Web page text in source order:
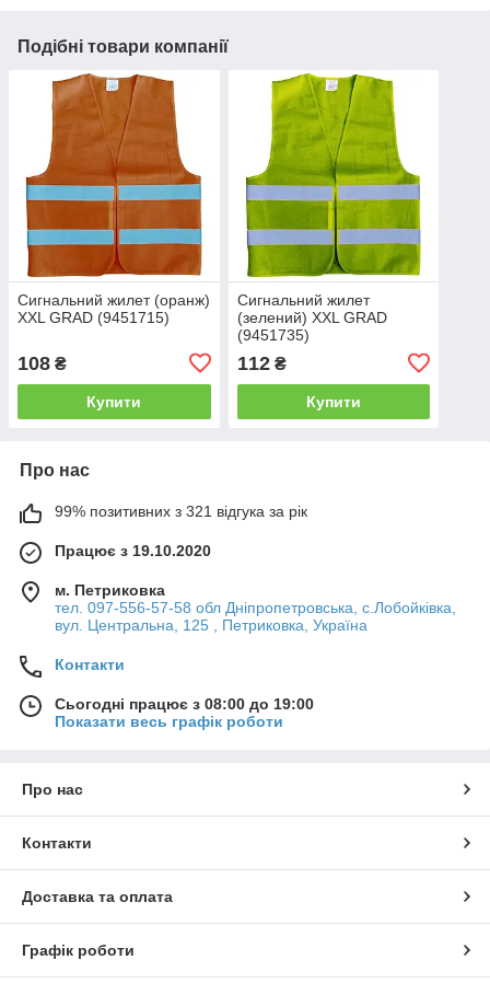
Подібні товари компанії
Сигнальний жилет (оранж)
XXL GRAD (9451715)
108 ₴
Купити
Сигнальний жилет
(зелений) XXL GRAD
(9451735)
112₴
Купити
Про нас
99% позитивних з 321 відгука за рік
Працює з 19.10.2020
м. Петриковка
тел. 097-556-57-58 обл Дніпропетровська, с.Лобойківка,
вул. Центральна, 125 , Петриковка, Україна
Контакти
Сьогодні працює з 08:00 до 19:00
Показати весь графік роботи
Про нас
Контакти
Доставка та оплата
Графік роботи